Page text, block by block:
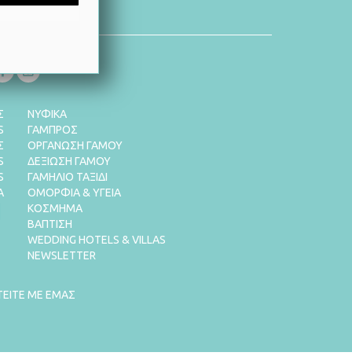
ΝΥΦΙΚΑ
ΓΑΜΠΡΟΣ
ΟΡΓΑΝΩΣΗ ΓΑΜΟΥ
ΔΕΞΙΩΣΗ ΓΑΜΟΥ
ΓΑΜΗΛΙΟ ΤΑΞΙΔΙ
ΟΜΟΡΦΙΑ & ΥΓΕΙΑ
ΚΟΣΜΗΜΑ
ΒΑΠΤΙΣΗ
WEDDING HOTELS & VILLAS
NEWSLETTER
ΜΕ ΕΜΑΣ